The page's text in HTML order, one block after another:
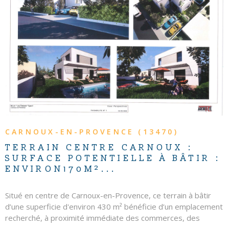
CARNOUX-EN-PROVENCE (13470)
TERRAIN CENTRE CARNOUX :
SURFACE POTENTIELLE À BÂTIR :
ENVIRON170M²...
Situé en centre de Carnoux-en-Provence, ce terrain à bâtir
d’une superficie d'environ 430 m² bénéficie d’un emplacement
recherché, à proximité immédiate des commerces, des